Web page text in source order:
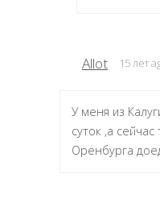
Allot 15 лет
У меня из
суток ,а
Оренбурга